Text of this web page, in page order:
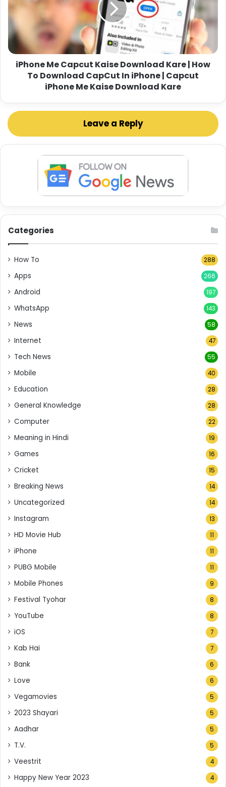
iPhone Me Capcut Kaise Download Kare | How
To Download CapCut In iPhone | Capcut
iPhone Me Kaise Download Kare
Leave a Reply
Categories
How To 288
Apps 266
Android 197
WhatsApp 143
News 58
Internet 47
Tech News 55
Mobile 40
Education 28
General Knowledge 28
Computer 22
Meaning in Hindi 19
Games 16
Cricket 15
Breaking News 14
Uncategorized 14
Instagram 13
HD Movie Hub 11
iPhone 11
PUBG Mobile 11
Mobile Phones 9
Festival Tyohar 8
YouTube 8
iOS 7
Kab Hai 7
Bank 6
Love 6
Vegamovies 5
2023 Shayari 5
Aadhar 5
T.V. 5
Veestrit 4
Happy New Year 2023 4